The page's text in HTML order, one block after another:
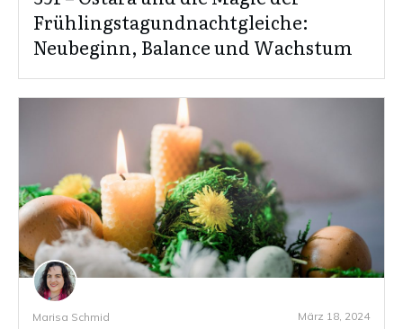
Frühlingstagundnachtgleiche:
Neubeginn, Balance und Wachstum
Marisa Schmid März 18, 2024